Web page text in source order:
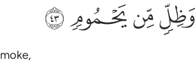
وَظِلٍّۢ مِّن يَحْمُومٍۢ ٤٣
ﲰﲱﲲﲳ